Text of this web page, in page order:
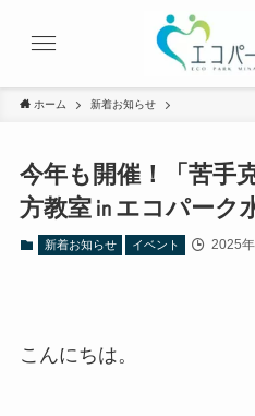
ホーム 新着お知らせ
今年も開催！「苦手
方教室㏌エコパーク
新着お知らせ イベント 2025
こんにちは。